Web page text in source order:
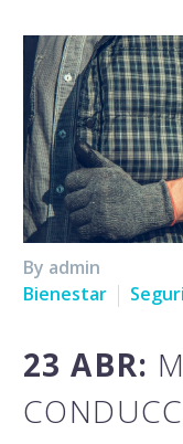
By admin
Bienestar
23 ABR: